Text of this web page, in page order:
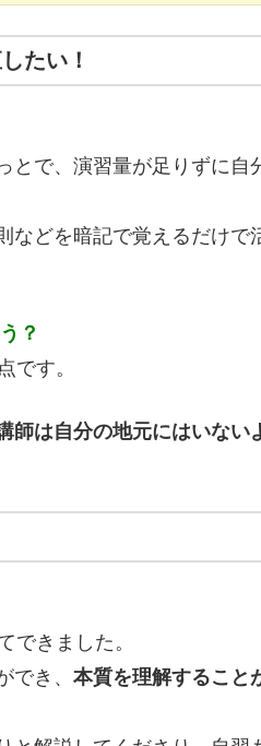
たい！
とで、演習量が足りずに自
などを暗記で覚えるだけで
？
点です。
師は自分の地元にはいない
できました。
き、 本質を理解すること